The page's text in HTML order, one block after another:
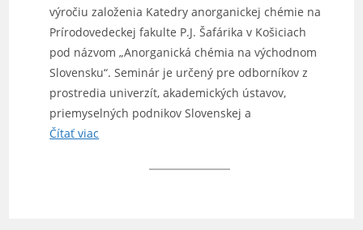
výročiu založenia Katedry anorganickej chémie na
Prírodovedeckej fakulte P.J. Šafárika v Košiciach
pod názvom „Anorganická chémia na východnom
Slovensku“. Seminár je určený pre odborníkov z
prostredia univerzít, akademických ústavov,
priemyselných podnikov Slovenskej a
Čítať viac